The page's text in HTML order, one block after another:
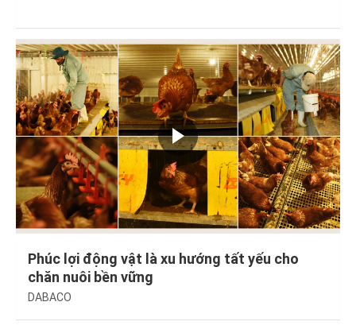
Phúc lợi động vật là xu hướng tất yếu cho
chăn nuôi bền vững
DABACO